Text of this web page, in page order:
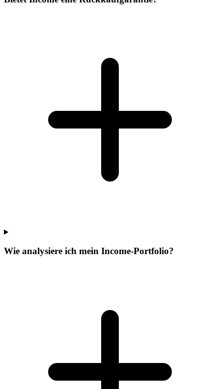
Wie analysiere ich mein Income-Portfolio?